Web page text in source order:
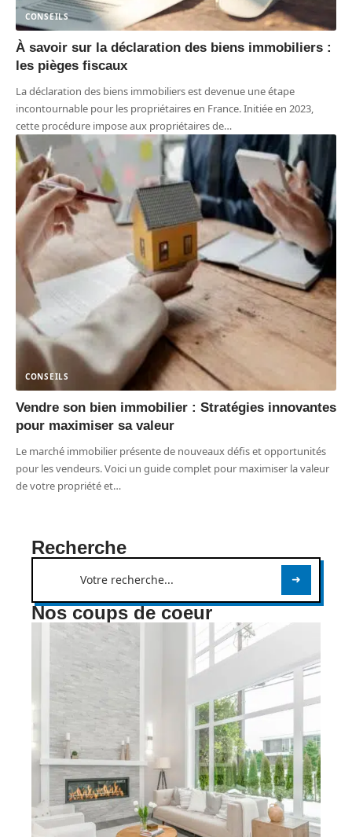
CONSEILS
À savoir sur la déclaration des biens immobiliers :
les pièges fiscaux
La déclaration des biens immobiliers est devenue une étape
incontournable pour les propriétaires en France. Initiée en 2023,
cette procédure impose aux propriétaires de…
CONSEILS
Vendre son bien immobilier : Stratégies innovantes
pour maximiser sa valeur
Le marché immobilier présente de nouveaux défis et opportunités
pour les vendeurs. Voici un guide complet pour maximiser la valeur
de votre propriété et…
Recherche
Nos coups de coeur